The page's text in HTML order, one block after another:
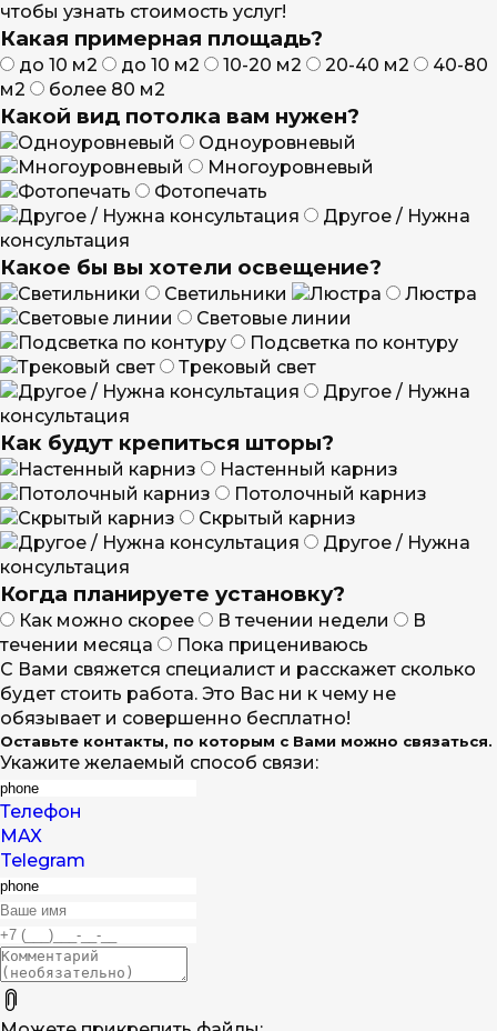
чтобы узнать стоимость услуг!
Какая примерная площадь?
до 10 м2 до 10 м2 10-20 м2 20-40 м2
40-80
м2
более 80 м2
Какой вид потолка вам нужен?
Одноуровневый
Многоуровневый
Фотопечать
Другое / Нужна
консультация
Какое бы вы хотели освещение?
Светильники
Люстра
Световые линии
Подсветка по контуру
Трековый свет
Другое / Нужна
консультация
Как будут крепиться шторы?
Настенный карниз
Потолочный карниз
Скрытый карниз
Другое / Нужна
консультация
Когда планируете установку?
Как можно скорее В течении недели
В
течении месяца
Пока прицениваюсь
С Вами свяжется специалист и расскажет сколько
будет стоить работа. Это Вас ни к чему не
обязывает и совершенно бесплатно!
Оставьте контакты, по которым с Вами можно связаться.
Укажите желаемый способ связи:
Телефон
MAX
Telegram